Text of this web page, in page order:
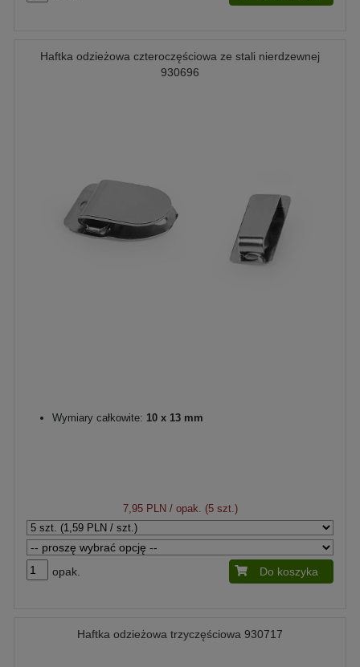
Haftka odzieżowa czteroczęściowa ze stali nierdzewnej
930696
Wymiary całkowite: 10 x 13 mm
7,95 PLN / opak. (5 szt.)
opak. Do koszyka
Haftka odzieżowa trzyczęściowa 930717